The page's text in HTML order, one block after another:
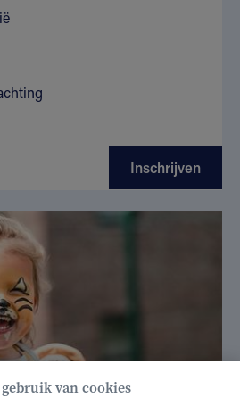
Inschrijven
van cookies